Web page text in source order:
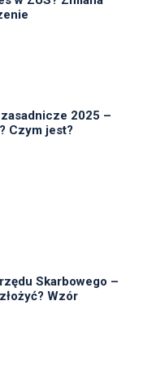
2025 –
Czym jest?
Skarbowego –
Wzór